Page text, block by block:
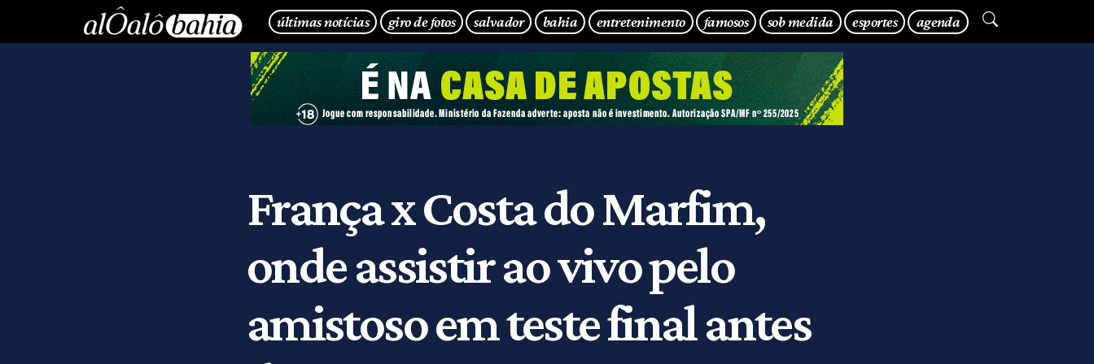
últimas notícias giro de fotos salvador bahia entretenimento famosos sob medida esportes agenda
França x Costa do Marfim,
onde assistir ao vivo pelo
amistoso em teste final antes